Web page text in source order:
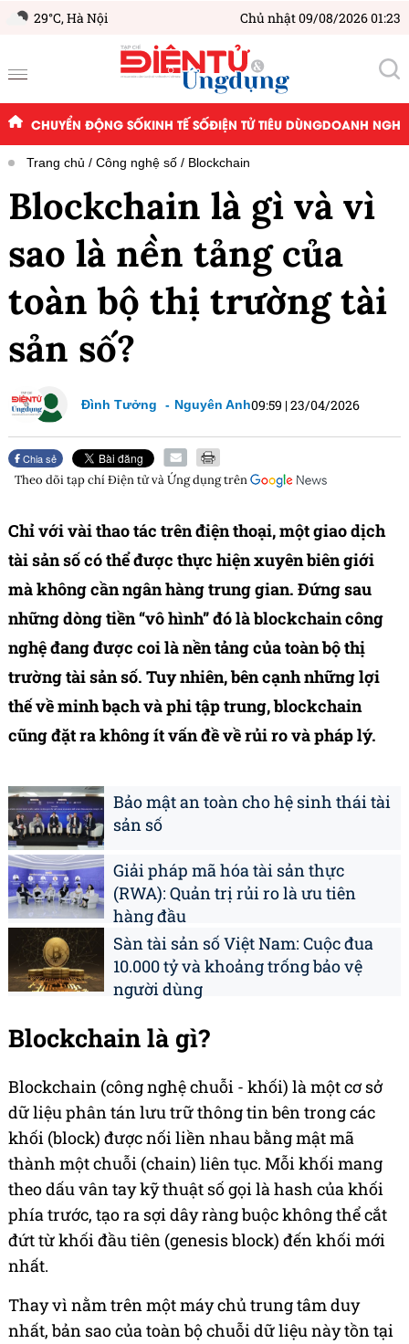
29°C,Hà Nội Chủ nhật 09/08/2026 01:23
CHUYỂN ĐỘNG SỐKINH TẾ SỐĐIỆN TỬ TIÊU DÙNGDOANH
Trang chủ Công nghệ số Blockchain
Blockchain là gì và vì
sao là nền tảng của
toàn bộ thị trường tài
sản số?
Đình Tưởng Nguyên Anh09:59 |23/04/2026
Chia sẻ
Theo dõi tạp chíĐiện tử và Ứng dụngtrên
Chỉ với vài thao tác trên điện thoại, một giao dịch
tài sản số có thể được thực hiện xuyên biên giới
mà không cần ngân hàng trung gian. Đứng sau
những dòng tiền “vô hình” đó là blockchain công
nghệ đang được coi là nền tảng của toàn bộ thị
trường tài sản số. Tuy nhiên, bên cạnh những lợi
thế về minh bạch và phi tập trung, blockchain
cũng đặt ra không ít vấn đề về rủi ro và pháp lý.
Bảo mật an toàn cho hệ sinh thái tài
sản số
Giải pháp mã hóa tài sản thực
(RWA): Quản trị rủi ro là ưu tiên
hàng đầu
Sàn tài sản số Việt Nam: Cuộc đua
10.000 tỷ và khoảng trống bảo vệ
người dùng
Blockchain là gì?
Blockchain (công nghệ chuỗi - khối) là một cơ sở
dữ liệu phân tán lưu trữ thông tin bên trong các
khối (block) được nối liền nhau bằng mật mã
thành một chuỗi (chain) liên tục. Mỗi khối mang
theo dấu vân tay kỹ thuật số gọi là hash của khối
phía trước, tạo ra sợi dây ràng buộc không thể cắt
đứt từ khối đầu tiên (genesis block) đến khối mới
nhất.
Thay vì nằm trên một máy chủ trung tâm duy
nhất, bản sao của toàn bộ chuỗi dữ liệu này tồn tại